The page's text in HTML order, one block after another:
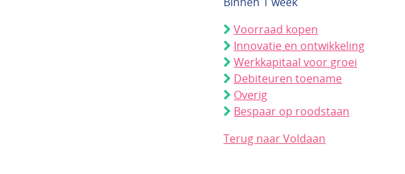
Voorraad kopen
Innovatie en ontwikkeling
Werkkapitaal voor groei
Debiteuren toename
Overig
Bespaar op roodstaan
Terug naar Voldaan